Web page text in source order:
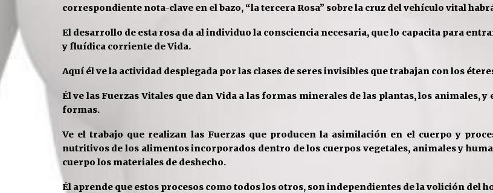
correspondiente nota-clave en elbazo, “la tercera Rosa” sobre la cruz del vehículo vital
El desarrollo de esta rosa da al individuo la consciencia necesaria, que lo capacita para
y fluídica corriente de Vida.
Aquí él ve la actividad desplegada por las clases de seres invisibles que trabajan con los
Él ve las Fuerzas Vitales que dan Vida a las formas minerales de las plantas, los animales, y
formas.
Ve el trabajo que realizan las Fuerzas que producen la asimilación en el cuerpo y
nutritivos de los alimentos incorporados dentro de los cuerpos vegetales, animales y
cuerpo los materiales de deshecho.
Él aprende que estos procesos como todos los otros, son independientes de la volición del